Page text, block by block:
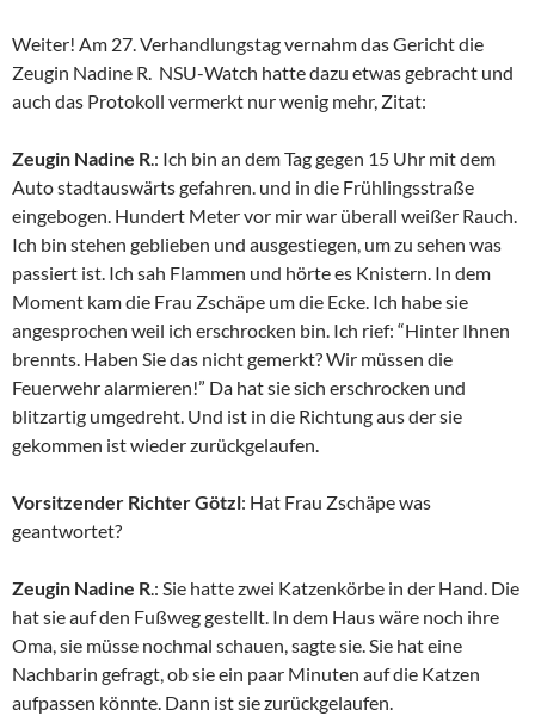
Weiter! Am 27. Verhandlungstag vernahm das Gericht die
Zeugin Nadine R. NSU-Watch hatte dazu etwas gebracht und
auch das Protokoll vermerkt nur wenig mehr, Zitat:
Zeugin Nadine R.: Ich bin an dem Tag gegen 15 Uhr mit dem
Auto stadtauswärts gefahren. und in die Frühlingsstraße
eingebogen. Hundert Meter vor mir war überall weißer Rauch.
Ich bin stehen geblieben und ausgestiegen, um zu sehen was
passiert ist. Ich sah Flammen und hörte es Knistern. In dem
Moment kam die Frau Zschäpe um die Ecke. Ich habe sie
angesprochen weil ich erschrocken bin. Ich rief: “Hinter Ihnen
brennts. Haben Sie das nicht gemerkt? Wir müssen die
Feuerwehr alarmieren!” Da hat sie sich erschrocken und
blitzartig umgedreht. Und ist in die Richtung aus der sie
gekommen ist wieder zurückgelaufen.
Vorsitzender Richter Götzl: Hat Frau Zschäpe was
geantwortet?
Zeugin Nadine R.: Sie hatte zwei Katzenkörbe in der Hand. Die
hat sie auf den Fußweg gestellt. In dem Haus wäre noch ihre
Oma, sie müsse nochmal schauen, sagte sie. Sie hat eine
Nachbarin gefragt, ob sie ein paar Minuten auf die Katzen
aufpassen könnte. Dann ist sie zurückgelaufen.